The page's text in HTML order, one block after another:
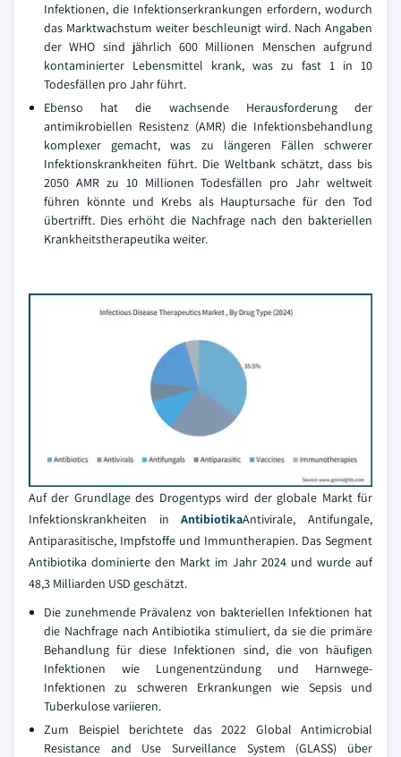
Infektionen, die Infektionserkrankungen erfordern, wodurch
das Marktwachstum weiter beschleunigt wird. Nach Angaben
der WHO sind jährlich 600 Millionen Menschen aufgrund
kontaminierter Lebensmittel krank, was zu fast 1 in 10
Todesfällen pro Jahr führt.
Ebenso hat die wachsende Herausforderung der
antimikrobiellen Resistenz (AMR) die Infektionsbehandlung
komplexer gemacht, was zu längeren Fällen schwerer
Infektionskrankheiten führt. Die Weltbank schätzt, dass bis
2050 AMR zu 10 Millionen Todesfällen pro Jahr weltweit
führen könnte und Krebs als Hauptursache für den Tod
übertrifft. Dies erhöht die Nachfrage nach den bakteriellen
Krankheitstherapeutika weiter.
Auf der Grundlage des Drogentyps wird der globale Markt für
Infektionskrankheiten inAntibiotikaAntivirale, Antifungale,
Antiparasitische, Impfstoffe und Immuntherapien. Das Segment
Antibiotika dominierte den Markt im Jahr 2024 und wurde auf
48,3 Milliarden USD geschätzt.
Die zunehmende Prävalenz von bakteriellen Infektionen hat
die Nachfrage nach Antibiotika stimuliert, da sie die primäre
Behandlung für diese Infektionen sind, die von häufigen
Infektionen wie Lungenentzündung und Harnwege-
Infektionen zu schweren Erkrankungen wie Sepsis und
Tuberkulose variieren.
Zum Beispiel berichtete das 2022 Global Antimicrobial
Resistance and Use Surveillance System (GLASS) über